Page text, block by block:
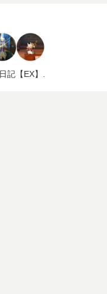
記【EX】.